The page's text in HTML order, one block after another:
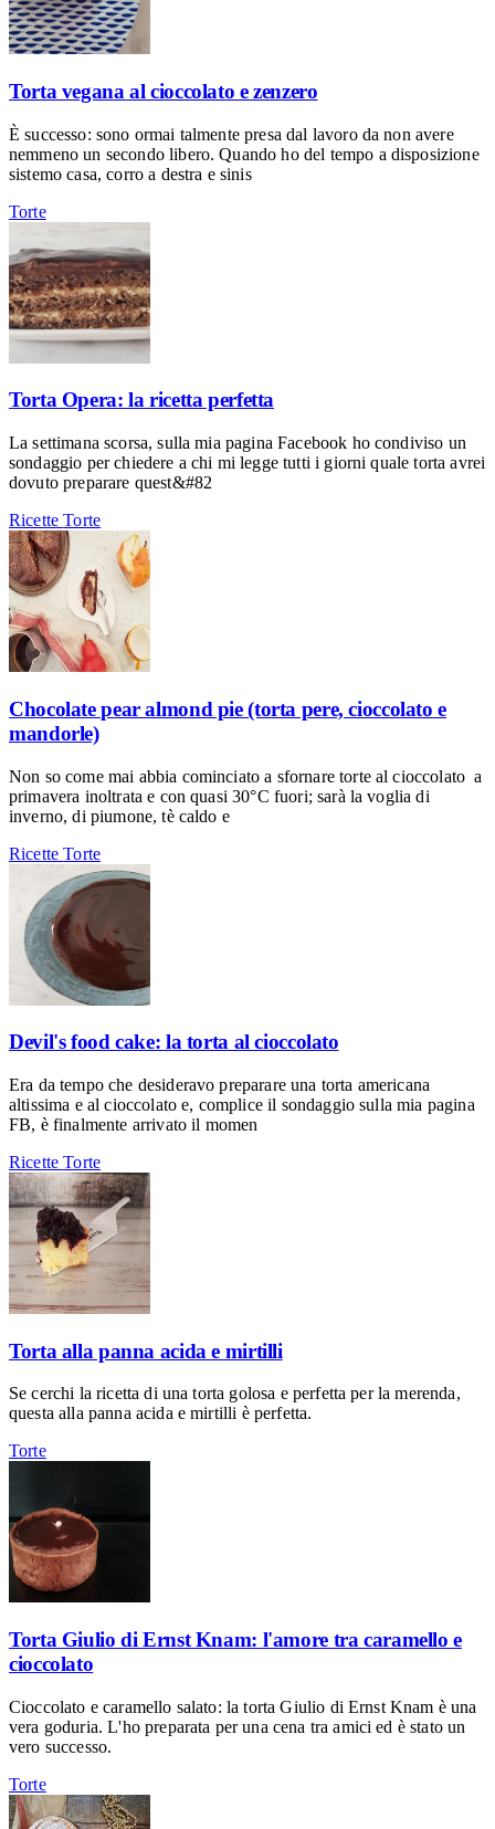
Torta vegana al cioccolato e zenzero
È successo: sono ormai talmente presa dal lavoro da non avere
nemmeno un secondo libero. Quando ho del tempo a disposizione
sistemo casa, corro a destra e sinis
Torte
Torta Opera: la ricetta perfetta
La settimana scorsa, sulla mia pagina Facebook ho condiviso un
sondaggio per chiedere a chi mi legge tutti i giorni quale torta avrei
dovuto preparare quest&#82
RicetteTorte
Chocolate pear almond pie (torta pere, cioccolato e
mandorle)
Non so come mai abbia cominciato a sfornare torte al cioccolato a
primavera inoltrata e con quasi 30°C fuori; sarà la voglia di
inverno, di piumone, tè caldo e
RicetteTorte
Devil's food cake: la torta al cioccolato
Era da tempo che desideravo preparare una torta americana
altissima e al cioccolato e, complice il sondaggio sulla mia pagina
FB, è finalmente arrivato il momen
RicetteTorte
Torta alla panna acida e mirtilli
Se cerchi la ricetta di una torta golosa e perfetta per la merenda,
questa alla panna acida e mirtilli è perfetta.
Torte
Torta Giulio di Ernst Knam: l'amore tra caramello e
cioccolato
Cioccolato e caramello salato: la torta Giulio di Ernst Knam è una
vera goduria. L'ho preparata per una cena tra amici ed è stato un
vero successo.
Torte